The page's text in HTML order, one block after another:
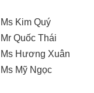
Ms Kim Quý
Mr Quốc Thái
Ms Hương Xuân
Ms Mỹ Ngọc